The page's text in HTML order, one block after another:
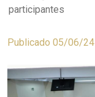
participantes
Publicado 05/06/24